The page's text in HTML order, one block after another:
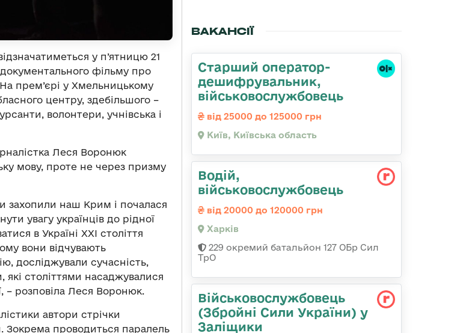
у п’ятницю 21
фільму про
прем’єрі у Хмельницькому
центру, здебільшого –
волонтери, учнівська і
Леся Воронюк
мову, проте не через призму
захопили наш Крим і почалася
увагу українців до рідної
в Україні ХХІ століття
вони відчувають
досліджували сучасність,
століттями насаджувалися
– розповіла Леся Воронюк.
автори стрічки
Зокрема проводиться паралель
ВАКАНСІЇ
Старший оператор-
дешифрувальник,
військовослужбовець
від 25000 до 125000 грн
Київ, Київська область
Водій,
військовослужбовець
від 20000 до 120000 грн
Харків
229 окремий батальйон 127 ОБр Сил
ТрО
Військовослужбовець
(Збройні Сили України) у
Заліщики